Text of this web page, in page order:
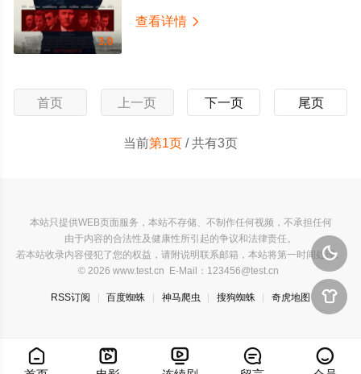
3.0
查看详情 
首页 上一页 下一页 尾页
当前第1页 / 共有3页


本站只提供WEB页面服务，本站不存储、不制作任何视频，不承担任何
由于内容的合法性及健康性所引起的争议和法律责任。
若本站收录内容侵犯了您的权益，请附说明联系邮箱，本站将第一时间处理。
© 2026 www.test.cn E-Mail：123456@test.cn
RSS订阅 百度蜘蛛 神马爬虫 搜狗蜘蛛 奇虎地图
    